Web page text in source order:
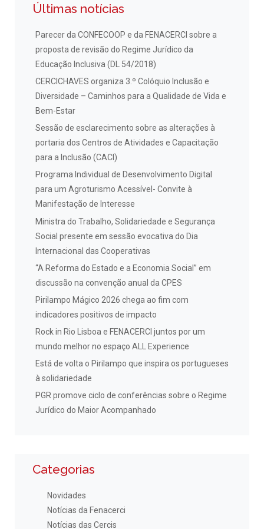
Últimas notícias
Parecer da CONFECOOP e da FENACERCI sobre a
proposta de revisão do Regime Jurídico da
Educação Inclusiva (DL 54/2018)
CERCICHAVES organiza 3.º Colóquio Inclusão e
Diversidade – Caminhos para a Qualidade de Vida e
Bem-Estar
Sessão de esclarecimento sobre as alterações à
portaria dos Centros de Atividades e Capacitação
para a Inclusão (CACI)
Programa Individual de Desenvolvimento Digital
para um Agroturismo Acessível- Convite à
Manifestação de Interesse
Ministra do Trabalho, Solidariedade e Segurança
Social presente em sessão evocativa do Dia
Internacional das Cooperativas
“A Reforma do Estado e a Economia Social” em
discussão na convenção anual da CPES
Pirilampo Mágico 2026 chega ao fim com
indicadores positivos de impacto
Rock in Rio Lisboa e FENACERCI juntos por um
mundo melhor no espaço ALL Experience
Está de volta o Pirilampo que inspira os portugueses
à solidariedade
PGR promove ciclo de conferências sobre o Regime
Jurídico do Maior Acompanhado
Categorias
Novidades
Notícias da Fenacerci
Notícias das Cercis